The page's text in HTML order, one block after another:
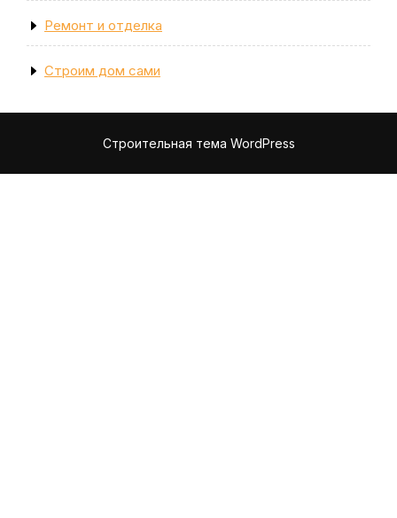
Ремонт и отделка
Строим дом сами
Строительная тема WordPress